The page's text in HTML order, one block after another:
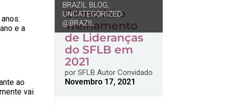
e a
ao
vai
BRAZIL BLOG,
UNCATEGORIZED
@BRAZIL
Como foi o
Treinamento
de Lideranças
do SFLB em
2021
porSFLB Autor Convidado
Novembro 17, 2021